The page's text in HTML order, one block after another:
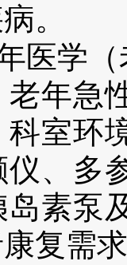
。
医学
年急
室环
、多
素泵
复需